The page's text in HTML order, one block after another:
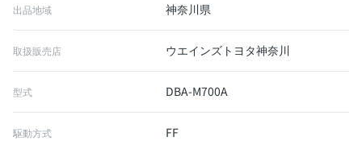
出品地域 神奈川県
取扱販売店 ウエインズトヨタ神奈川
型式 DBA-M700A
駆動方式 FF